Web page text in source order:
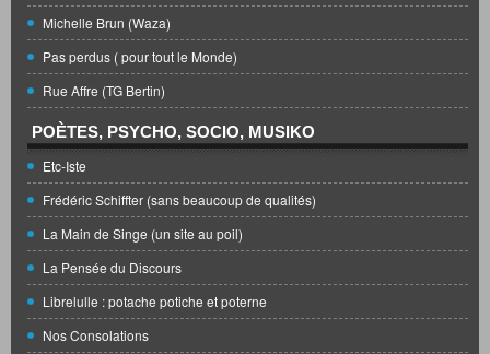
Michelle Brun (Waza)
Pas perdus ( pour tout le Monde)
Rue Affre (TG Bertin)
POÈTES, PSYCHO, SOCIO, MUSIKO
Etc-Iste
Frédéric Schiffter (sans beaucoup de qualités)
La Main de Singe (un site au poil)
La Pensée du Discours
Librelulle : potache potiche et poterne
Nos Consolations